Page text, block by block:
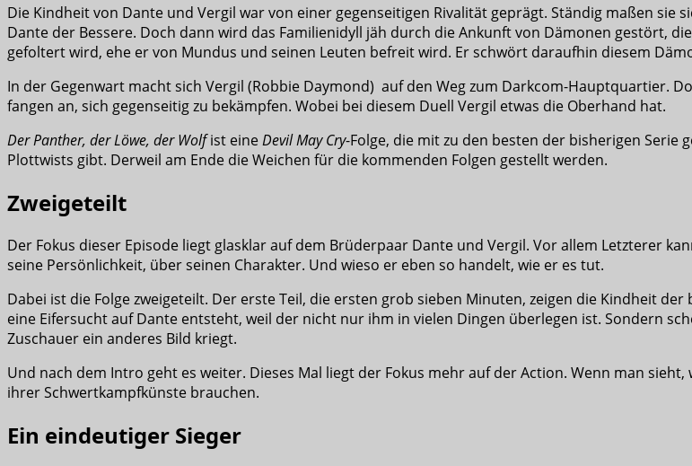
Die Kindheit von Dante und Vergil war von einer gegenseitigen Rivalität geprägt. Ständig maßen
Dante der Bessere. Doch dann wird das Familienidyll jäh durch die Ankunft von Dämonen gestört,
gefoltert wird, ehe er von Mundus und seinen Leuten befreit wird. Er schwört daraufhin diesem
In der Gegenwart macht sich Vergil (Robbie Daymond) auf den Weg zum Darkcom-Hauptquartier.
fangen an, sich gegenseitig zu bekämpfen. Wobei bei diesem Duell Vergil etwas die Oberhand hat.
Der Panther, der Löwe, der Wolfist eineDevil May Cry-Folge, die mit zu den besten der bisherigen Serie
Plottwists gibt. Derweil am Ende die Weichen für die kommenden Folgen gestellt werden.
Zweigeteilt
Der Fokus dieser Episode liegt glasklar auf dem Brüderpaar Dante und Vergil. Vor allem Letzterer
seine Persönlichkeit, über seinen Charakter. Und wieso er eben so handelt, wie er es tut.
Dabei ist die Folge zweigeteilt. Der erste Teil, die ersten grob sieben Minuten, zeigen die Kindheit
eine Eifersucht auf Dante entsteht, weil der nicht nur ihm in vielen Dingen überlegen ist. Sondern
Zuschauer ein anderes Bild kriegt.
Und nach dem Intro geht es weiter. Dieses Mal liegt der Fokus mehr auf der Action. Wenn man
ihrer Schwertkampfkünste brauchen.
Ein eindeutiger Sieger